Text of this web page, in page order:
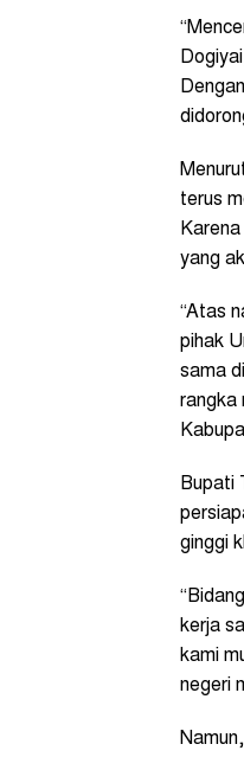
terus
yang
“Atas
pihak
sama
rangka
Bupati
ginggi
kerja
kami
negeri